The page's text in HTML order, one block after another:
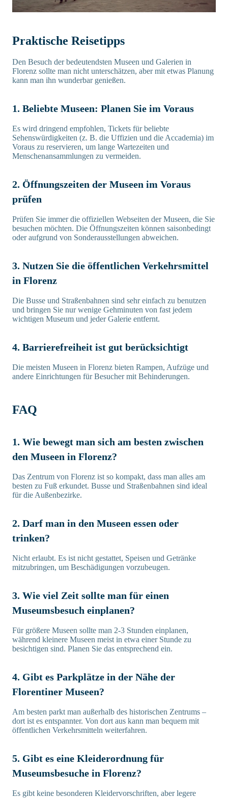
Praktische Reisetipps
Den Besuch der bedeutendsten Museen und Galerien in
Florenz sollte man nicht unterschätzen, aber mit etwas Planung
kann man ihn wunderbar genießen.
1. Beliebte Museen: Planen Sie im Voraus
Es wird dringend empfohlen, Tickets für beliebte
Sehenswürdigkeiten (z. B. die Uffizien und die Accademia) im
Voraus zu reservieren, um lange Wartezeiten und
Menschenansammlungen zu vermeiden.
2. Öffnungszeiten der Museen im Voraus
prüfen
Prüfen Sie immer die offiziellen Webseiten der Museen, die Sie
besuchen möchten. Die Öffnungszeiten können saisonbedingt
oder aufgrund von Sonderausstellungen abweichen.
3. Nutzen Sie die öffentlichen Verkehrsmittel
in Florenz
Die Busse und Straßenbahnen sind sehr einfach zu benutzen
und bringen Sie nur wenige Gehminuten von fast jedem
wichtigen Museum und jeder Galerie entfernt.
4. Barrierefreiheit ist gut berücksichtigt
Die meisten Museen in Florenz bieten Rampen, Aufzüge und
andere Einrichtungen für Besucher mit Behinderungen.
FAQ
1. Wie bewegt man sich am besten zwischen
den Museen in Florenz?
Das Zentrum von Florenz ist so kompakt, dass man alles am
besten zu Fuß erkundet. Busse und Straßenbahnen sind ideal
für die Außenbezirke.
2. Darf man in den Museen essen oder
trinken?
Nicht erlaubt. Es ist nicht gestattet, Speisen und Getränke
mitzubringen, um Beschädigungen vorzubeugen.
3. Wie viel Zeit sollte man für einen
Museumsbesuch einplanen?
Für größere Museen sollte man 2-3 Stunden einplanen,
während kleinere Museen meist in etwa einer Stunde zu
besichtigen sind. Planen Sie das entsprechend ein.
4. Gibt es Parkplätze in der Nähe der
Florentiner Museen?
Am besten parkt man außerhalb des historischen Zentrums –
dort ist es entspannter. Von dort aus kann man bequem mit
öffentlichen Verkehrsmitteln weiterfahren.
5. Gibt es eine Kleiderordnung für
Museumsbesuche in Florenz?
Es gibt keine besonderen Kleidervorschriften, aber legere